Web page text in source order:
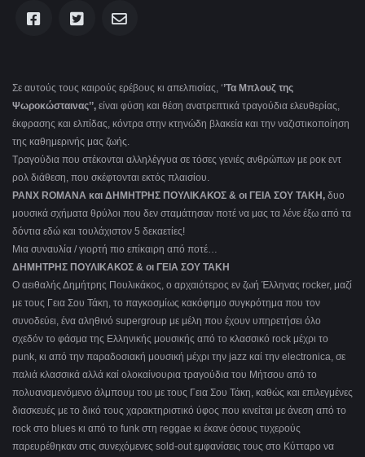
Σε αυτούς τους καιρούς ερέβους κι απελπισίας, ‘’Τα Μπλουζ της
Ψωροκώσταινας’’, είναι φύση και θέση ανατρεπτικά τραγούδια ελευθερίας,
έκφρασης και ελπίδας, κόντρα στην κτηνώδη βλακεία και την ναζιστικοποίηση
της καθημερινής μας ζωής.
Τραγούδια που στέκονται αλληλέγγυα σε τόσες γενιές ανθρώπων με ροκ εντ
ρολ διάθεση, που σκέφτονται εκτός πλαισίου.
PANX ROMANA και ΔΗΜΗΤΡΗΣ ΠΟΥΛΙΚΑΚΟΣ & οι ΓΕΙΑ ΣΟΥ ΤΑΚΗ, δυο
μουσικά σχήματα θρύλοι που δεν σταμάτησαν ποτέ να μας τα λένε έξω από τα
δόντια εδώ και τουλάχιστον 5 δεκαετίες!
Μια συναυλία / γιορτή πιο επίκαιρη από ποτέ…
ΔΗΜΗΤΡΗΣ ΠΟΥΛΙΚΑΚΟΣ & οι ΓΕΙΑ ΣΟΥ ΤΑΚΗ
Ο αειθαλής Δημήτρης Πουλικάκος, ο αρχαιότερος εν ζωή Έλληνας rocker, μαζί
με τους Γεια Σου Τάκη, το παγκοσμίως κακόφημο συγκρότημα που τον
συνοδεύει, ένα αληθινό supergroup με μέλη που έχουν υπηρετήσει όλο
σχεδόν το φάσμα της Ελληνικής μουσικής από το κλασσικό rock μέχρι το
punk, κι από την παραδοσιακή μουσική μέχρι την jazz καί την electronica, σε
παλιά κλασσικά αλλά καί ολοκαίνουρια τραγούδια του Μήτσου από το
πολυαναμενόμενο άλμπουμ του με τους Γεια Σου Τάκη, καθώς και επιλεγμένες
διασκευές με το δικό τους χαρακτηριστικό ύφος που κινείται με άνεση από το
rock στο blues κι από το funk στη reggae κι έκανε όσους τυχερούς
παρευρέθηκαν στις συνεχόμενες sold-out εμφανίσεις τους στο Κύτταρο να